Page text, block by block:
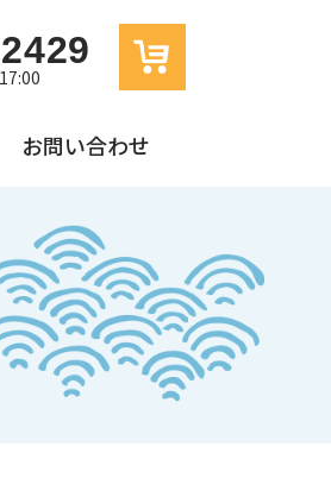
お問い合わせ